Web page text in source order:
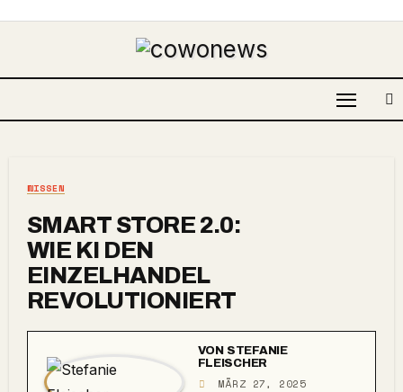
WISSEN
SMART STORE 2.0:
WIE KI DEN
EINZELHANDEL
REVOLUTIONIERT
VON STEFANIE
FLEISCHER
MÄRZ 27, 2025